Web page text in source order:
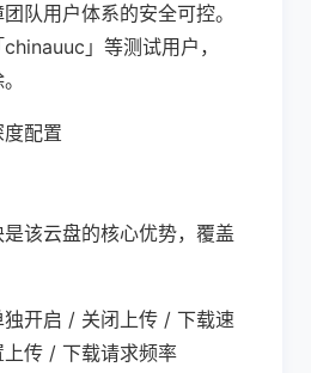
队用户体系的安全可控。
」等测试用户，
度配置
是该云盘的核心优势，覆盖
开启 / 关闭上传 / 下载速
传 / 下载请求频率